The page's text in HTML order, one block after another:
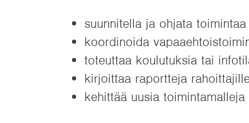
suunnitella ja ohjata
koordinoida
toteuttaa koulutuksia tai
kirjoittaa raportteja
kehittää uusia